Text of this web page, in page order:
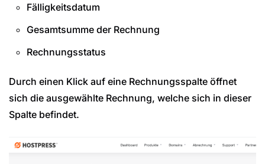
Fälligkeitsdatum
Gesamtsumme der Rechnung
Rechnungsstatus
Durch einen Klick auf eine Rechnungsspalte öffnet
sich die ausgewählte Rechnung, welche sich in dieser
Spalte befindet.